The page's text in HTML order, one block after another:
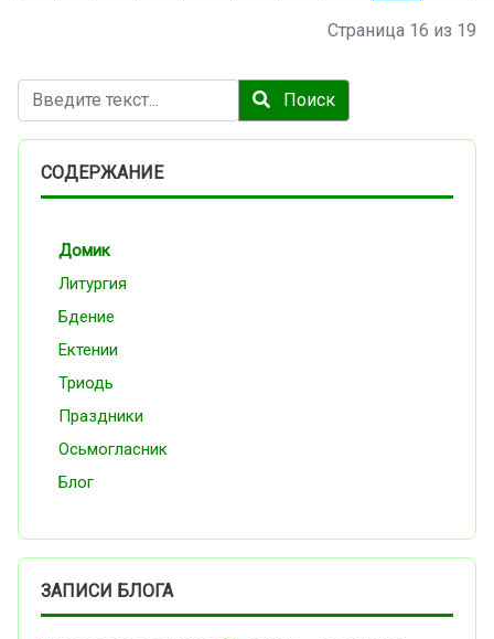
Страница 16 из 19
Поиск Поиск
СОДЕРЖАНИЕ
Домик
Литургия
Бдение
Ектении
Триодь
Праздники
Осьмогласник
Блог
ЗАПИСИ БЛОГА